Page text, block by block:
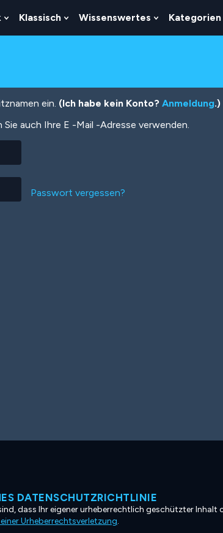
Show
Submenu
Klassisch
Show
Submenu
Wissenswertes
Show
Submenu
Kategorien
ein. (Ich habe kein Konto? Anmeldung.)
auch Ihre E -Mail -Adresse verwenden.
Passwort vergessen?
DATENSCHUTZRICHTLINIE
dass Ihr eigener urheberrechtlich geschützter
Urheberrechtsverletzung.